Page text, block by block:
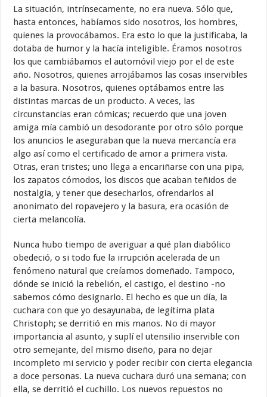
La situación, intrínsecamente, no era nueva. Sólo que,
hasta entonces, habíamos sido nosotros, los hombres,
quienes la provocábamos. Era esto lo que la justificaba, la
dotaba de humor y la hacía inteligible. Éramos nosotros
los que cambiábamos el automóvil viejo por el de este
año. Nosotros, quienes arrojábamos las cosas inservibles
a la basura. Nosotros, quienes optábamos entre las
distintas marcas de un producto. A veces, las
circunstancias eran cómicas; recuerdo que una joven
amiga mía cambió un desodorante por otro sólo porque
los anuncios le aseguraban que la nueva mercancía era
algo así como el certificado de amor a primera vista.
Otras, eran tristes; uno llega a encariñarse con una pipa,
los zapatos cómodos, los discos que acaban teñidos de
nostalgia, y tener que desecharlos, ofrendarlos al
anonimato del ropavejero y la basura, era ocasión de
cierta melancolía.
Nunca hubo tiempo de averiguar a qué plan diabólico
obedeció, o si todo fue la irrupción acelerada de un
fenómeno natural que creíamos domeñado. Tampoco,
dónde se inició la rebelión, el castigo, el destino -no
sabemos cómo designarlo. El hecho es que un día, la
cuchara con que yo desayunaba, de legítima plata
Christoph; se derritió en mis manos. No di mayor
importancia al asunto, y suplí el utensilio inservible con
otro semejante, del mismo diseño, para no dejar
incompleto mi servicio y poder recibir con cierta elegancia
a doce personas. La nueva cuchara duró una semana; con
ella, se derritió el cuchillo. Los nuevos repuestos no